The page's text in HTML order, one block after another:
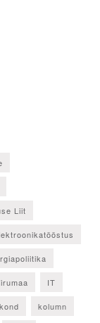
Liit
IT
kolumn